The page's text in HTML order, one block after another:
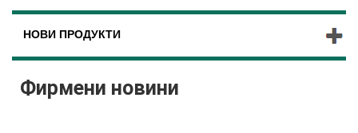
НОВИ ПРОДУКТИ
Фирмени новини